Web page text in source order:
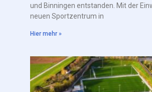
und Binningen entstanden. Mit der
neuen Sportzentrum in
Hier mehr »